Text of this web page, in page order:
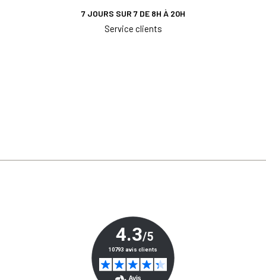
7 JOURS SUR 7 DE 8H À 20H
Service clients